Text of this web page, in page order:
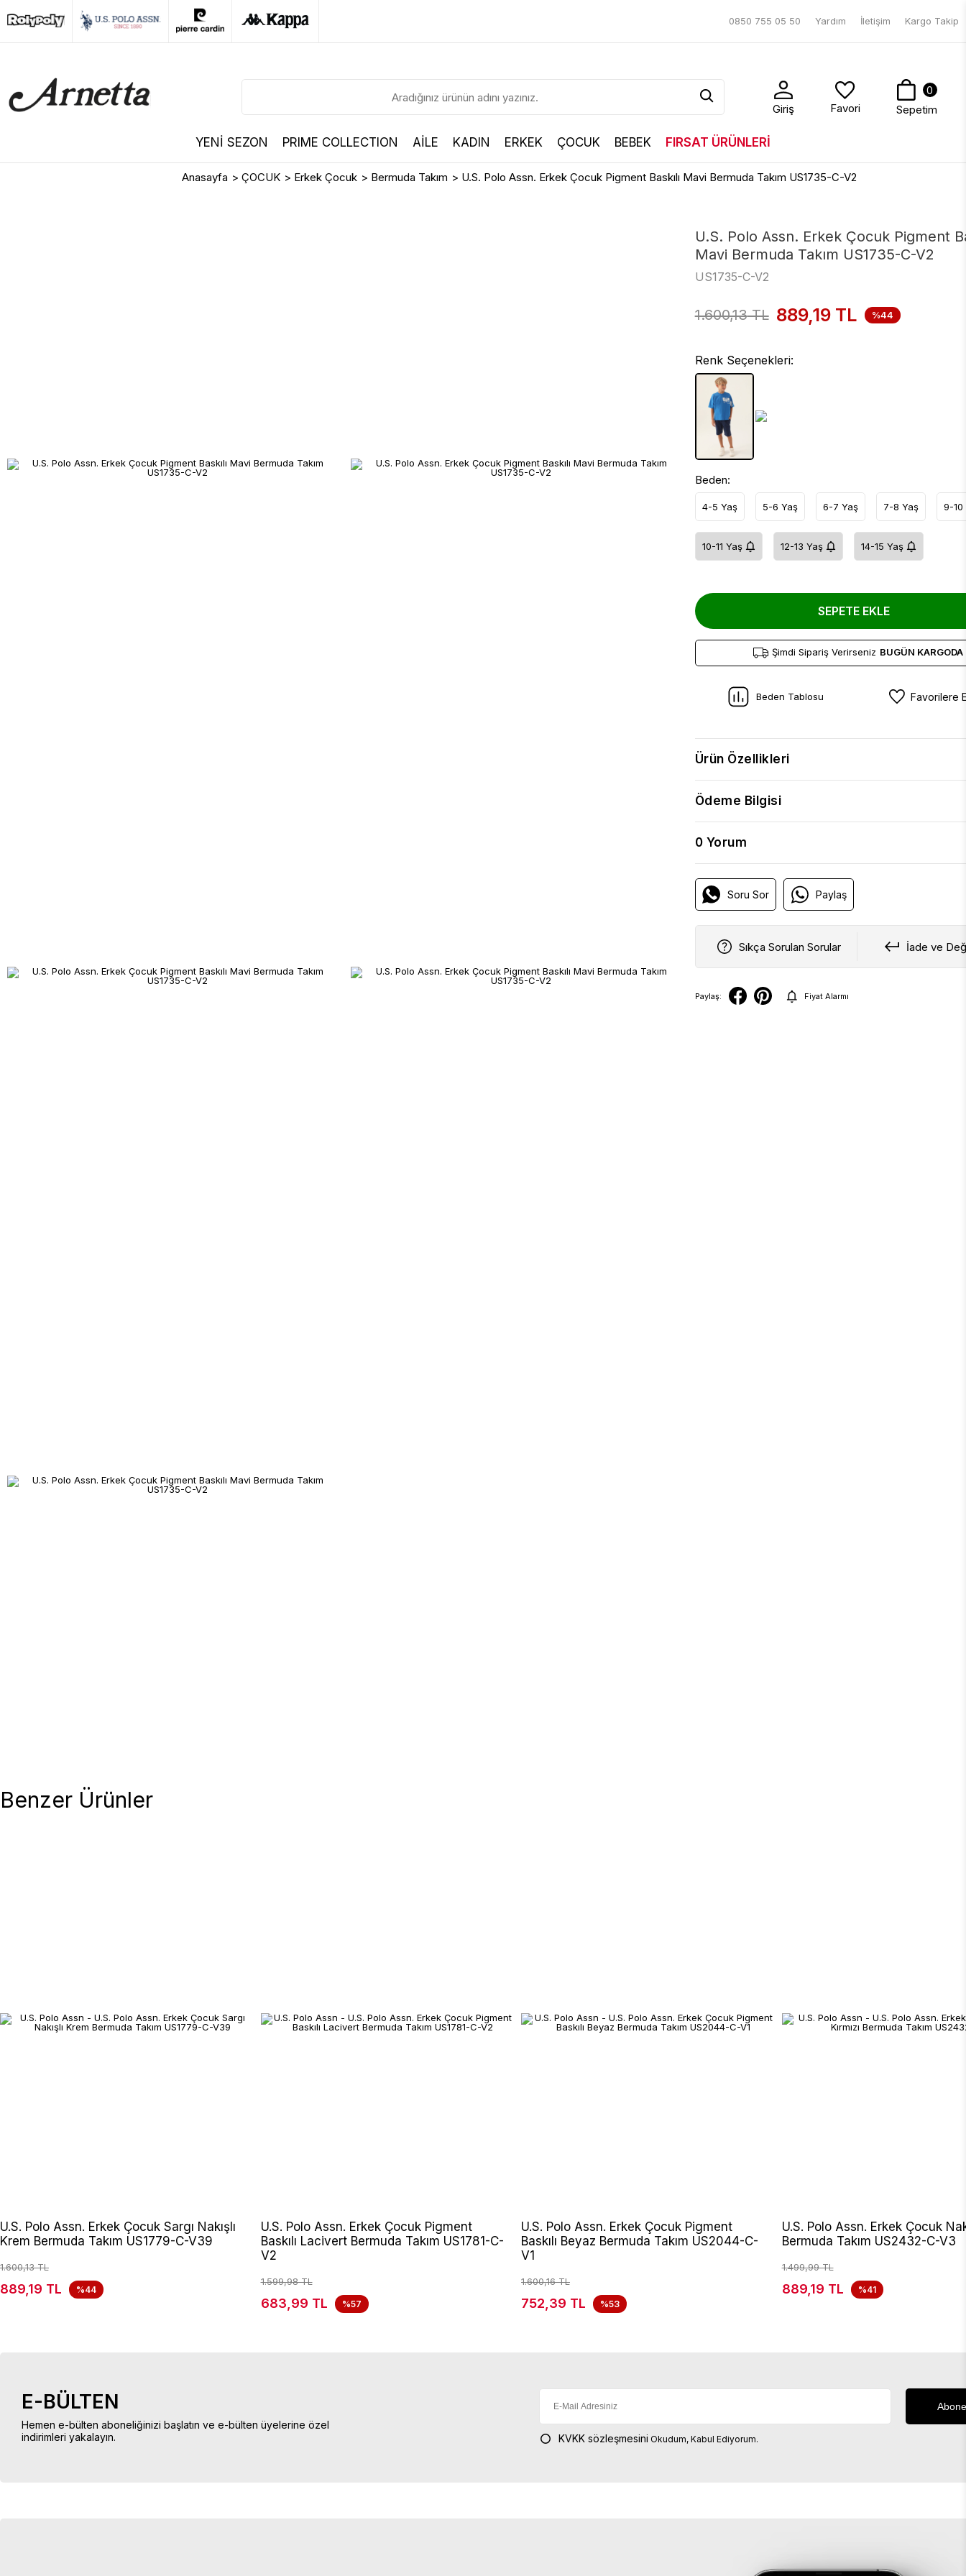
0850 755 05 50 Yardım İletişim Kargo Takip
Giriş Favori
0
Sepetim
YENİ SEZON PRIME COLLECTION AİLE KADIN ERKEK ÇOCUK BEBEK FIRSAT ÜRÜNLERİ
Anasayfa > ÇOCUK > Erkek Çocuk > Bermuda Takım > U.S. Polo Assn. Erkek Çocuk Pigment Baskılı Mavi Bermuda Takım US1735-C-V2
U.S. Polo Assn. Erkek Çocuk Pigment
Mavi Bermuda Takım US1735-C-V2
US1735-C-V2
1.600,13TL 889,19TL %44
Renk Seçenekleri:
Beden:
4-5 Yaş 5-6 Yaş 6-7 Yaş 7-8 Yaş 9-10
10-11 Yaş 12-13 Yaş 14-15 Yaş
SEPETE EKLE
Şimdi Sipariş Verirseniz BUGÜN KARGODA
Beden Tablosu Favorilere
Ürün Özellikleri
Ödeme Bilgisi
0 Yorum
Soru Sor Paylaş
Sıkça Sorulan Sorular İade ve
Paylaş: Fiyat Alarmı
Benzer Ürünler
U.S. Polo Assn. Erkek Çocuk Sargı Nakışlı
Krem Bermuda Takım US1779-C-V39
1.600,13 TL
889,19 TL %44
U.S. Polo Assn. Erkek Çocuk Pigment
Baskılı Lacivert Bermuda Takım US1781-C-
V2
1.599,98 TL
683,99 TL %57
U.S. Polo Assn. Erkek Çocuk Pigment
Baskılı Beyaz Bermuda Takım US2044-C-
V1
1.600,16 TL
752,39 TL %53
U.S. Polo Assn. Erkek Çocuk
Bermuda Takım US2432-C-V3
1.499,99 TL
889,19 TL %41
E-BÜLTEN
Hemen e-bülten aboneliğinizi başlatın ve e-bülten üyelerine özel
indirimleri yakalayın.
KVKK sözleşmesini Okudum, Kabul Ediyorum.